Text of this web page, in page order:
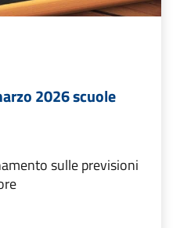
2026 scuole
sulle previsioni